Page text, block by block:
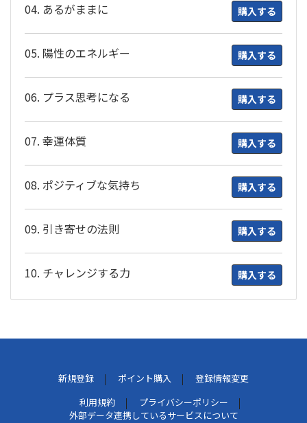
04. あるがままに 購入する
05. 陽性のエネルギー 購入する
06. プラス思考になる 購入する
07. 幸運体質 購入する
08. ポジティブな気持ち 購入する
09. 引き寄せの法則 購入する
10. チャレンジする力 購入する
新規登録 ポイント購入
登録情報変更
利用規約
プライバシーポリシー
外部データ連携しているサービスについて